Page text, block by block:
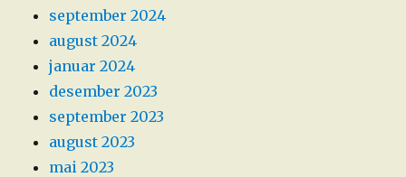
september 2024
august 2024
januar 2024
desember 2023
september 2023
august 2023
mai 2023